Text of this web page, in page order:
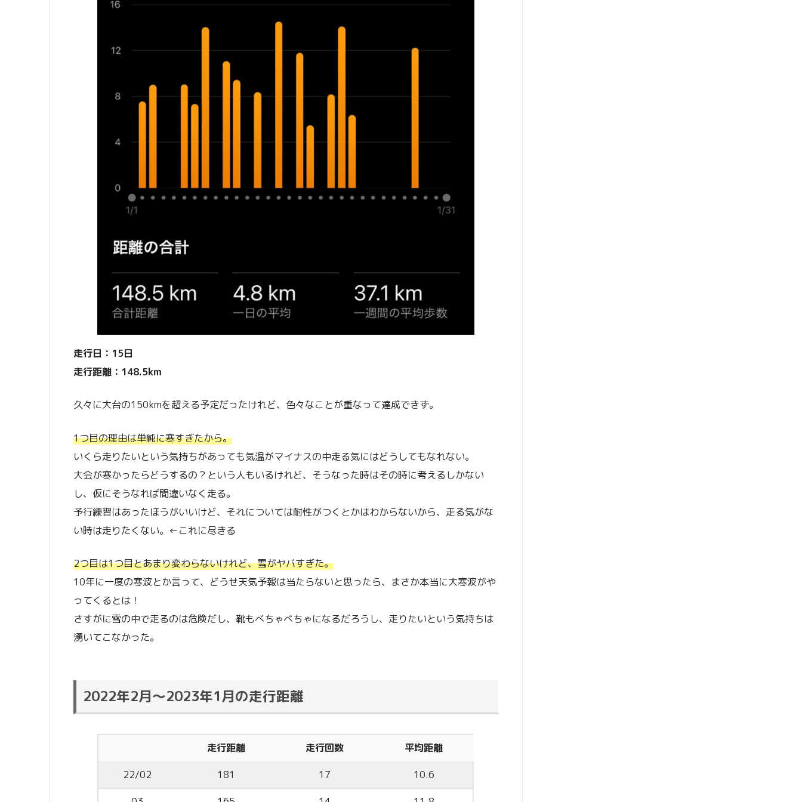
走行日：15日
走行距離：148.5km
久々に大台の150kmを超える予定だったけれど、色々なことが重なって達成できず。
1つ目の理由は単純に寒すぎたから。
いくら走りたいという気持ちがあっても気温がマイナスの中走る気にはどうしてもなれない。
大会が寒かったらどうするの？という人もいるけれど、そうなった時はその時に考えるしかない
し、仮にそうなれば間違いなく走る。
予行練習はあったほうがいいけど、それについては耐性がつくとかはわからないから、走る気がな
い時は走りたくない。←これに尽きる
2つ目は1つ目とあまり変わらないけれど、雪がヤバすぎた。
10年に一度の寒波とか言って、どうせ天気予報は当たらないと思ったら、まさか本当に大寒波がや
ってくるとは！
さすがに雪の中で走るのは危険だし、靴もべちゃべちゃになるだろうし、走りたいという気持ちは
湧いてこなかった。
2022年2月～2023年1月の走行距離
走行距離 走行回数 平均距離
22/02 181 17 10.6